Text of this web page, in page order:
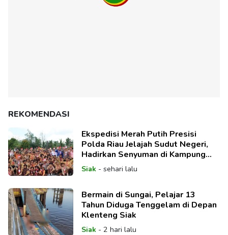
REKOMENDASI
Ekspedisi Merah Putih Presisi
Polda Riau Jelajah Sudut Negeri,
Hadirkan Senyuman di Kampung
Teluk Lanus
Siak- sehari lalu
Bermain di Sungai, Pelajar 13
Tahun Diduga Tenggelam di Depan
Klenteng Siak
Siak- 2 hari lalu